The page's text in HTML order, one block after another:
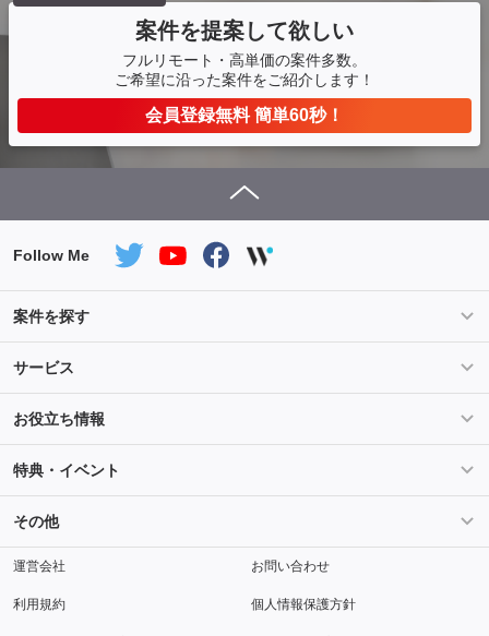
案件を提案して欲しい
フルリモート・高単価の案件多数。
ご希望に沿った案件をご紹介します！
会員登録無料 簡単60秒！
Follow Me
案件を探す
条件を指定して案件を探す
Salesforce案件特集 AWS案件特集
サービス
サービス紹介
ご登録から参画までの流れ フリーランスの声
お役立ち情報
ライフ
キャリア スキル・テクノロジー
特典・イベント
セミナー
その他
メディアパートナー 採用
運営会社 お問い合わせ
利用規約 個人情報保護方針